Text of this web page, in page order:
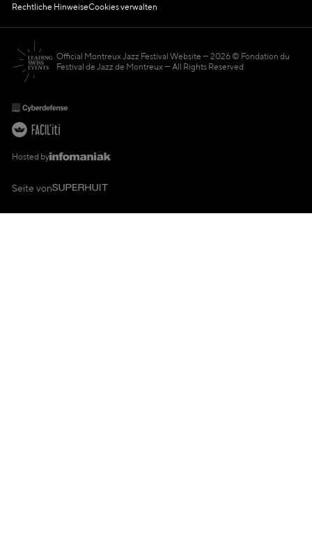
Rechtliche HinweiseCookies verwalten
Official Montreux Jazz Festival Website
2026 © Fondation du
Festival de Jazz de Montreux — All Rights Reserved
Hosted by
Seite von